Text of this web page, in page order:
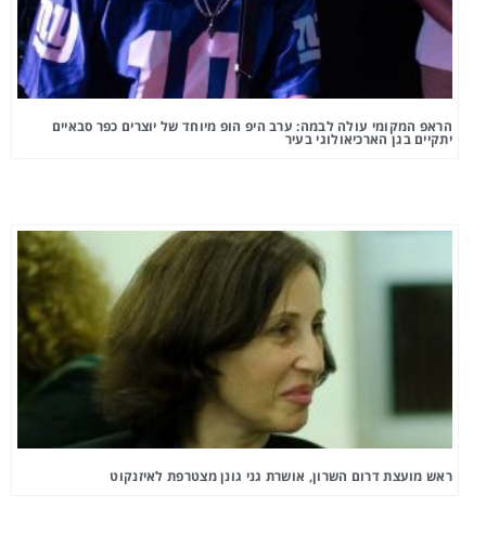
הראפ המקומי עולה לבמה: ערב היפ הופ מיוחד של יוצרים כפר סבאיים
יתקיים בגן הארכיאולוגי בעיר
ראש מועצת דרום השרון, אושרת גני גונן מצטרפת לאיזנקוט